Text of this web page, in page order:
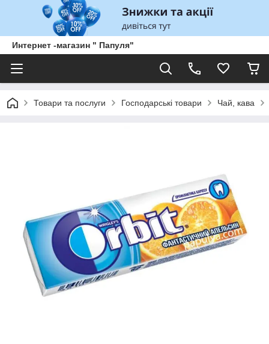
Интернет -магазин " Папуля"
Товари та послуги Господарські товари Чай, кава